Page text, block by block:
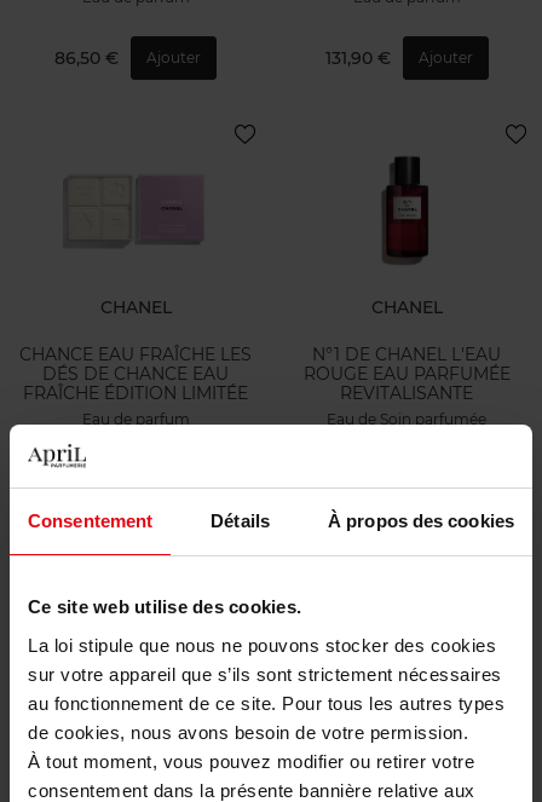
Consentement Détails À propos des cookies
Ce site web utilise des cookies.
La loi stipule que nous ne pouvons stocker des cookies
sur votre appareil que s’ils sont strictement nécessaires
au fonctionnement de ce site. Pour tous les autres types
de cookies, nous avons besoin de votre permission.
À tout moment, vous pouvez modifier ou retirer votre
consentement dans la présente bannière relative aux
86,50 € Ajouter 131,90 € Ajouter
CHANEL
CHANCE EAU FRAÎCHE LES
DÉS DE CHANCE EAU
FRAÎCHE ÉDITION LIMITÉE
Eau de parfum
CHANEL
N°1 DE CHANEL L'EAU
ROUGE EAU PARFUMÉE
REVITALISANTE
Eau de Soin parfumée
CHANEL CHANEL